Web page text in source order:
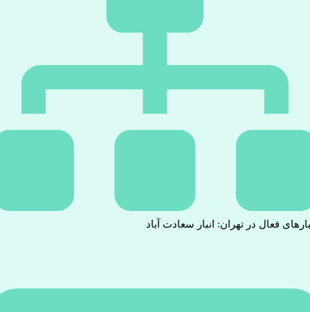
فعال در تهران: انبار سعادت آباد